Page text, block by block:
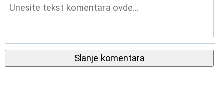
Slanje komentara